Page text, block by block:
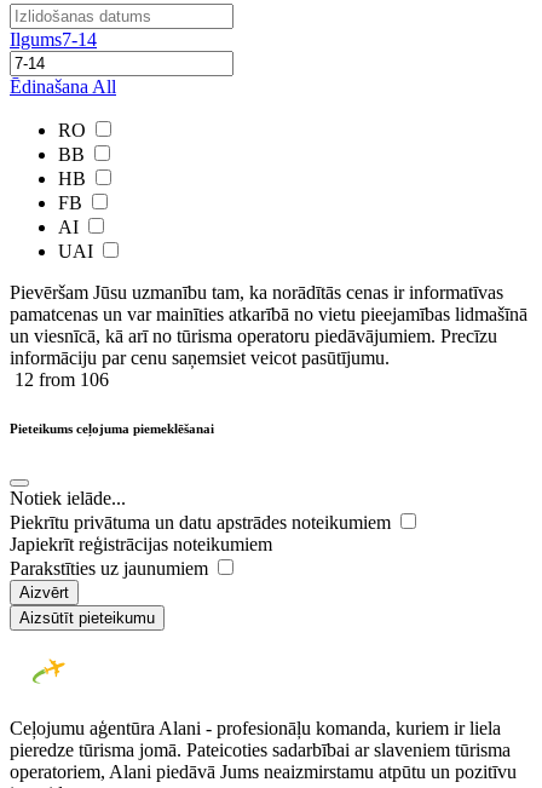
Ilgums7-14
Ēdinašana All
RO
BB
HB
FB
AI
UAI
Pievēršam Jūsu uzmanību tam, ka norādītās cenas ir ​informatīvas ​
pamatcenas un var mainīties atkarībā ​no ​vietu pieejamības lidmašīnā
un viesnīcā, kā arī no tūrisma operatoru piedāvājumiem. Precīzu
informāciju par cenu saņemsiet veicot pasūtījumu.
12 from 106
Pieteikums ceļojuma piemeklēšanai
Notiek ielāde...
Piekrītu privātuma un datu apstrādes noteikumiem
Japiekrīt reģistrācijas noteikumiem
Parakstīties uz jaunumiem
Aizvērt
Aizsūtīt pieteikumu
Ceļojumu aģentūra Alani - profesionāļu komanda, kuriem ir liela
pieredze tūrisma jomā. Pateicoties sadarbībai ar slaveniem tūrisma
operatoriem, Alani piedāvā Jums neaizmirstamu atpūtu un pozitīvu